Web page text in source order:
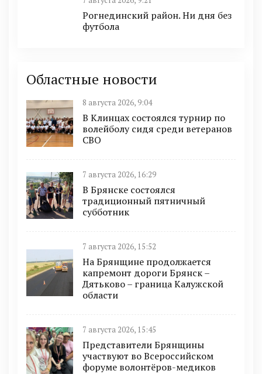
Рогнединский район. Ни дня без
футбола
Областные новости
8 августа 2026, 9:04
В Клинцах состоялся турнир по
волейболу сидя среди ветеранов
СВО
7 августа 2026, 16:29
В Брянске состоялся
традиционный пятничный
субботник
7 августа 2026, 15:52
На Брянщине продолжается
капремонт дороги Брянск –
Дятьково – граница Калужской
области
7 августа 2026, 15:45
Представители Брянщины
участвуют во Всероссийском
форуме волонтёров-медиков